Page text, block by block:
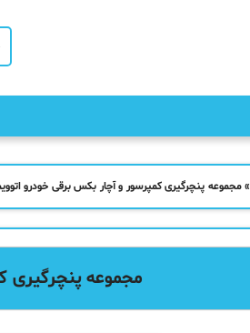
»مجموعه پنچرگیری کمپرسور و آچار بکس برقی خودرو
مجموعه پنچرگیری